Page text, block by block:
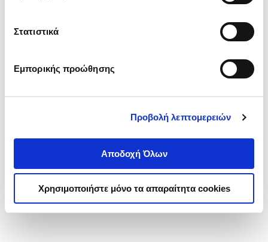
Στατιστικά
Εμπορικής προώθησης
Προβολή λεπτομερειών
Αποδοχή Όλων
Χρησιμοποιήστε μόνο τα απαραίτητα cookies